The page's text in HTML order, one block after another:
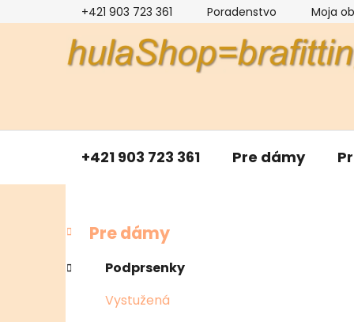
na
+421 903 723 361 Poradenstvo Moja
+421 903 723 361 Pre dámy
B
o
č
Preskočiť
kategórie
K
a
e
Pre dámy
Podprsenky
Vystužená